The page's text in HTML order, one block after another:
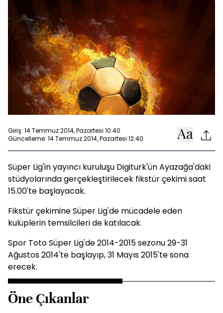
Giriş: 14 Temmuz 2014, Pazartesi 10:40
Güncelleme: 14 Temmuz 2014, Pazartesi 12:40
Süper Lig'in yayıncı kuruluşu Digiturk'ün Ayazağa'daki
stüdyolarında gerçekleştirilecek fikstür çekimi saat
15.00'te başlayacak.
Fikstür çekimine Süper Lig'de mücadele eden
kulüplerin temsilcileri de katılacak.
Spor Toto Süper Lig'de 2014-2015 sezonu 29-31
Ağustos 2014'te başlayıp, 31 Mayıs 2015'te sona
erecek.
Öne Çıkanlar